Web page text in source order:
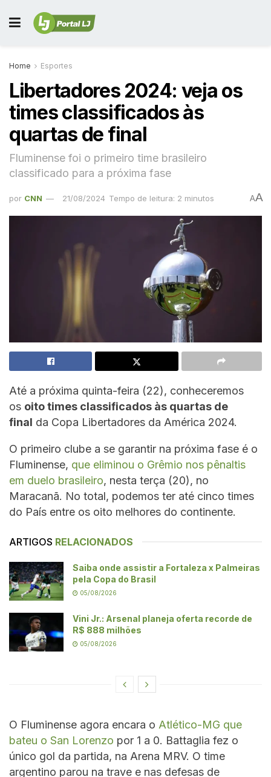
Home Esportes
Libertadores 2024: veja os
times classificados às
quartas de final
Fluminense foi o primeiro time brasileiro
classificado para a próxima fase
por CNN 21/08/2024 Tempo de leitura: 2 minutos AA
Até a próxima quinta-feira (22), conheceremos
os oito times classificados às quartas de
final da Copa Libertadores da América 2024.
O primeiro clube a se garantir na próxima fase é o
Fluminense, que eliminou o Grêmio nos pênaltis
em duelo brasileiro, nesta terça (20), no
Maracanã. No total, podemos ter até cinco times
do País entre os oito melhores do continente.
ARTIGOS RELACIONADOS
Saiba onde assistir a Fortaleza x Palmeiras
pela Copa do Brasil
05/08/2026
Vini Jr.: Arsenal planeja oferta recorde de
R$ 888 milhões
05/08/2026
O Fluminense agora encara o Atlético-MG que
bateu o San Lorenzo por 1 a 0. Battaglia fez o
único gol da partida, na Arena MRV. O time
argentino parou na trave e nas defesas de